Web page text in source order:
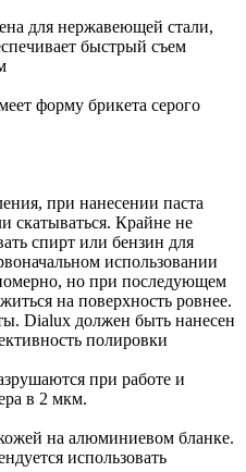
для нержавеющей стали,
быстрый съем
форму брикета серого
при нанесении паста
скатываться. Крайне не
спирт или бензин для
использовании
но при последующем
на поверхность ровнее.
Dialux должен быть нанесен
полировки
при работе и
в 2 мкм.
на алюминиевом бланке.
использовать